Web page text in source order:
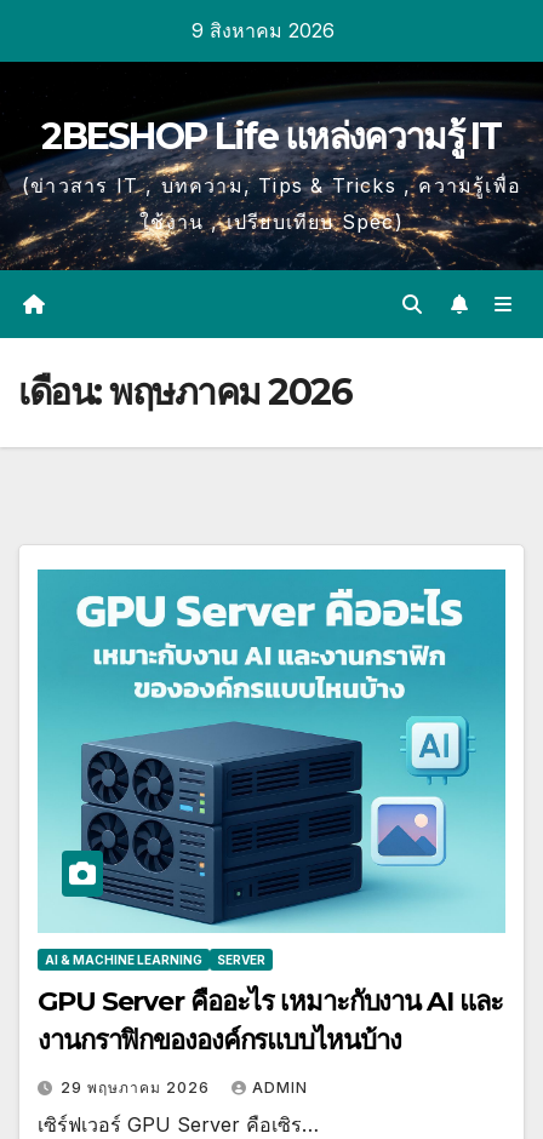
content
9 สิงหาคม 2026
2BESHOP Life แหล่งความรู้ IT
(ข่าวสาร IT , บทความ, Tips & Tricks , ความรู้เพื่อ
ใช้งาน , เปรียบเทียบ Spec)
เดือน:พฤษภาคม 2026
AI & MACHINE LEARNING SERVER
GPU Server คืออะไร เหมาะกับงาน AI และ
งานกราฟิกขององค์กรแบบไหนบ้าง
29 พฤษภาคม 2026 ADMIN
เซิร์ฟเวอร์ GPU Server คือเซิร…